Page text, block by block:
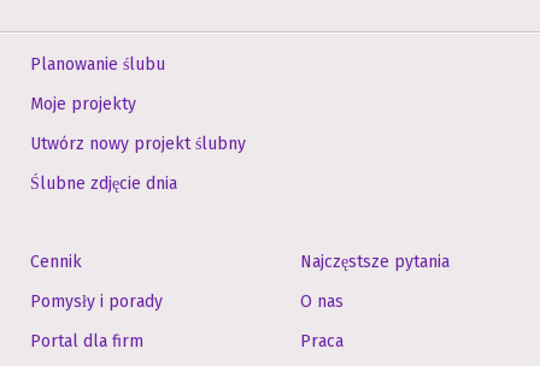
Planowanie ślubu
Moje projekty
Utwórz nowy projekt ślubny
Ślubne zdjęcie dnia
Cennik
Pomysły i porady
Portal dla firm
Najczęstsze pytania
O nas
Praca